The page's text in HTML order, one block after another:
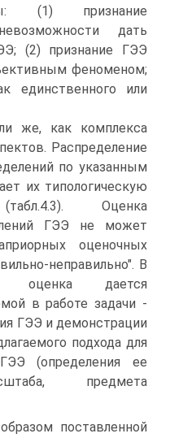
(1) признание
дать
(2) признание ГЭЭ
феноменом;
единственного или
же, как комплекса
Распределение
по указанным
их типологическую
Оценка
ГЭЭ не может
оценочных
неправильно". В
оценка дается
в работе задачи -
ГЭЭ и демонстрации
подхода для
(определения ее
предмета
поставленной